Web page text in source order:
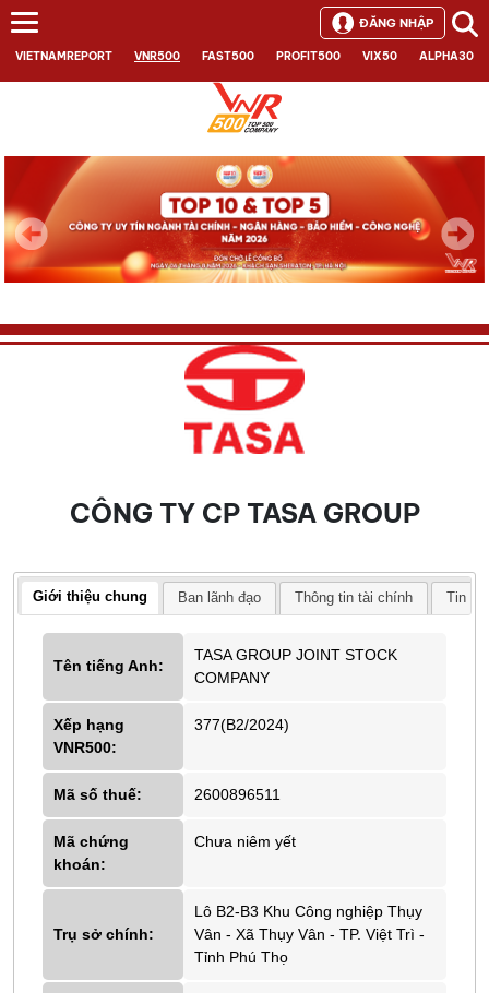
VIETNAMREPORT VNR500 FAST500 PROFIT500 VIX50 ALPHA30
ĐĂNG NHẬP
Next
CÔNG TY CP TASA GROUP
Giới thiệu chung Ban lãnh đạo Thông tin tài chính Tin
Tên tiếng Anh:
TASA GROUP JOINT STOCK
COMPANY
Xếp hạng
VNR500:
377(B2/2024)
Mã số thuế: 2600896511
Mã chứng
khoán:
Chưa niêm yết
Trụ sở chính:
Lô B2-B3 Khu Công nghiệp Thụy
Vân - Xã Thụy Vân - TP. Việt Trì -
Tỉnh Phú Thọ